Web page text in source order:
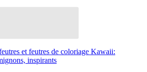
et feutres de coloriage Kawaii:
inspirants